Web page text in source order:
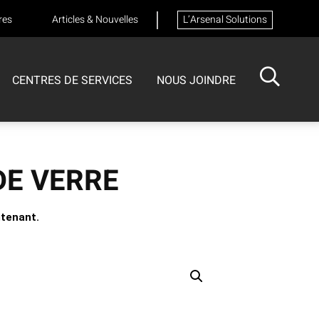
Articles & Nouvelles L’Arsenal Solutions
CENTRES DE SERVICES NOUS JOINDRE
Formation sur les appareils respiratoires
VERRE